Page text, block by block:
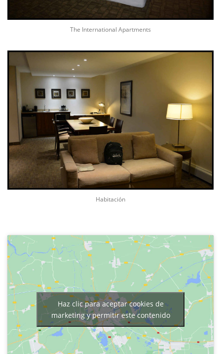
The International Apartments
Habitación
Haz clic para aceptar cookies de
marketing y permitir este contenido